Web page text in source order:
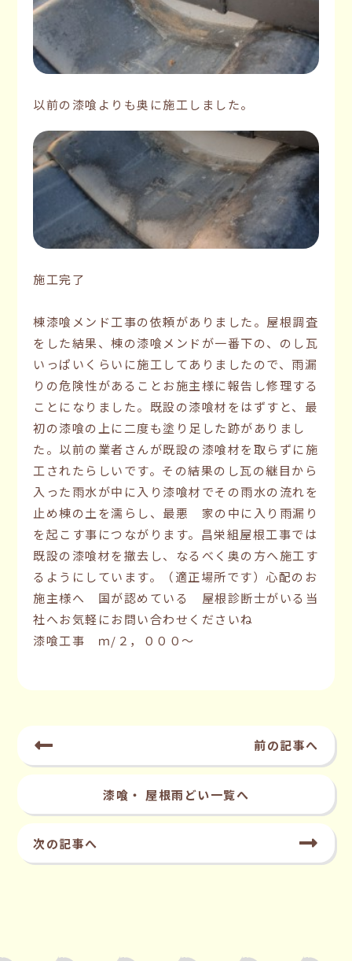
以前の漆喰よりも奥に施工しました。
施工完了
棟漆喰メンド工事の依頼がありました。屋根調査
をした結果、棟の漆喰メンドが一番下の、のし瓦
いっぱいくらいに施工してありましたので、雨漏
りの危険性があることお施主様に報告し修理する
ことになりました。既設の漆喰材をはずすと、最
初の漆喰の上に二度も塗り足した跡がありまし
た。以前の業者さんが既設の漆喰材を取らずに施
工されたらしいです。その結果のし瓦の継目から
入った雨水が中に入り漆喰材でその雨水の流れを
止め棟の土を濡らし、最悪 家の中に入り雨漏り
を起こす事につながります。昌栄組屋根工事では
既設の漆喰材を撤去し、なるべく奥の方へ施工す
るようにしています。（適正場所です）心配のお
施主様へ 国が認めている 屋根診断士がいる当
社へお気軽にお問い合わせくださいね
漆喰工事 ｍ/２，０００〜
前の記事へ
漆喰・ 屋根雨どい一覧へ
次の記事へ